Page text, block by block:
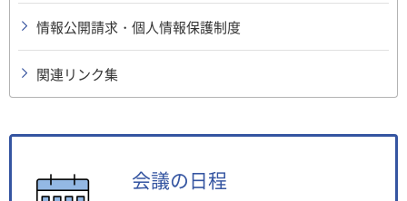
情報公開請求・個人情報保護制度
関連リンク集
会議の日程